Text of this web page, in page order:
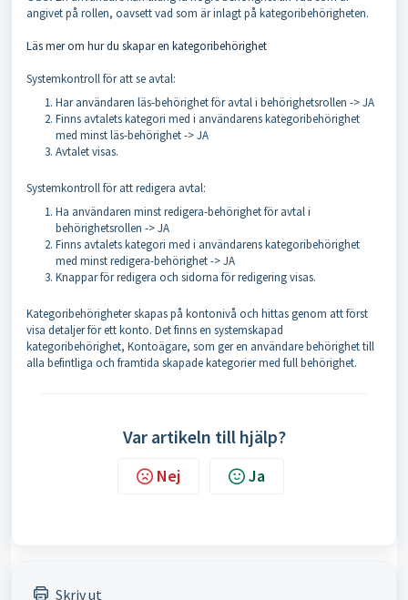
angivet på rollen, oavsett vad som är inlagt på kategoribehörigheten.
Läs mer om hur du skapar en kategoribehörighet
Systemkontroll för att se avtal:
Har användaren läs-behörighet för avtal i behörighetsrollen -> JA
Finns avtalets kategori med i användarens kategoribehörighet
med minst läs-behörighet -> JA
Avtalet visas.
Systemkontroll för att redigera avtal:
Ha användaren minst redigera-behörighet för avtal i
behörighetsrollen -> JA
Finns avtalets kategori med i användarens kategoribehörighet
med minst redigera-behörighet -> JA
Knappar för redigera och sidorna för redigering visas.
Kategoribehörigheter skapas på kontonivå och hittas genom att först
visa detaljer för ett konto. Det finns en systemskapad
kategoribehörighet, Kontoägare, som ger en användare behörighet till
alla befintliga och framtida skapade kategorier med full behörighet.
Var artikeln till hjälp?
Nej Ja
Skriv ut